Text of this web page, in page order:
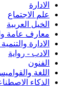
الادارة
علم الاجتماع
الخيل العربية
معارف عامة
الادارة
الادب - رواية
الفنون
اللغة
الذكاء